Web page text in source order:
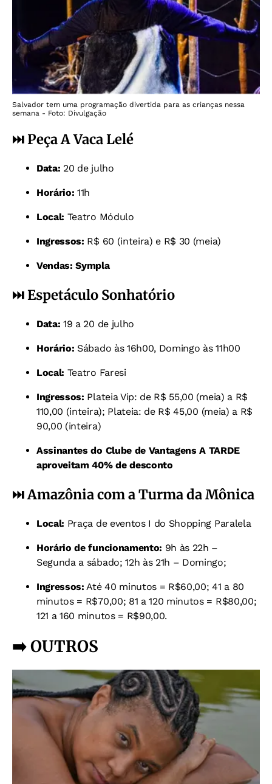
Salvador tem uma programação divertida para as crianças nessa
semana - Foto: Divulgação
⏭️ Peça A Vaca Lelé
Data: 20 de julho
Horário: 11h
Local: Teatro Módulo
Ingressos: R$ 60 (inteira) e R$ 30 (meia)
Vendas:Sympla
⏭️Espetáculo Sonhatório
Data: 19 a 20 de julho
Horário: Sábado às 16h00, Domingo às 11h00
Local: Teatro Faresi
Ingressos: Plateia Vip: de R$ 55,00 (meia) a R$
110,00 (inteira); Plateia: de R$ 45,00 (meia) a R$
90,00 (inteira)
Assinantes do Clube de Vantagens A TARDE
aproveitam 40% de desconto
⏭️Amazônia com a Turma da Mônica
Local: Praça de eventos I do Shopping Paralela
Horário de funcionamento: 9h às 22h –
Segunda a sábado; 12h às 21h – Domingo;
Ingressos: Até 40 minutos = R$60,00;41 a 80
minutos = R$70,00; 81 a 120 minutos = R$80,00;
121 a 160 minutos = R$90,00.
➡️ OUTROS